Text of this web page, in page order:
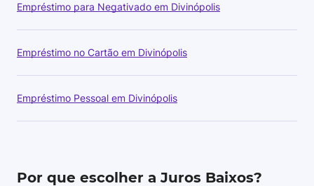
Empréstimo para Negativado em Divinópolis
Empréstimo no Cartão em Divinópolis
Empréstimo Pessoal em Divinópolis
Por que escolher a Juros Baixos?